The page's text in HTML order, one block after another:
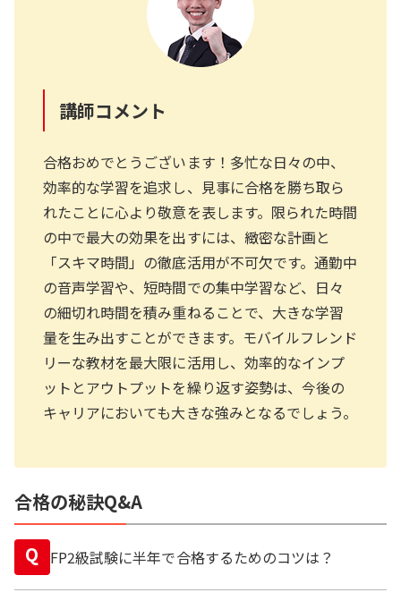
講師コメント
合格おめでとうございます！多忙な日々の中、
効率的な学習を追求し、見事に合格を勝ち取ら
れたことに心より敬意を表します。限られた時間
の中で最大の効果を出すには、緻密な計画と
「スキマ時間」の徹底活用が不可欠です。通勤中
の音声学習や、短時間での集中学習など、日々
の細切れ時間を積み重ねることで、大きな学習
量を生み出すことができます。モバイルフレンド
リーな教材を最大限に活用し、効率的なインプ
ットとアウトプットを繰り返す姿勢は、今後の
キャリアにおいても大きな強みとなるでしょう。
合格の秘訣Q&A
Q FP2級試験に半年で合格するためのコツは？